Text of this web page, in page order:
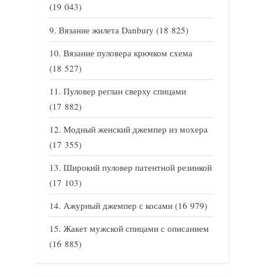
(19 043)
Вязание жилета Danbury (18 825)
Вязание пуловера крючком схема
(18 527)
Пуловер реглан сверху спицами
(17 882)
Модный женский джемпер из мохера
(17 355)
Широкий пуловер патентной резинкой
(17 103)
Ажурный джемпер с косами (16 979)
Жакет мужской спицами с описанием
(16 885)